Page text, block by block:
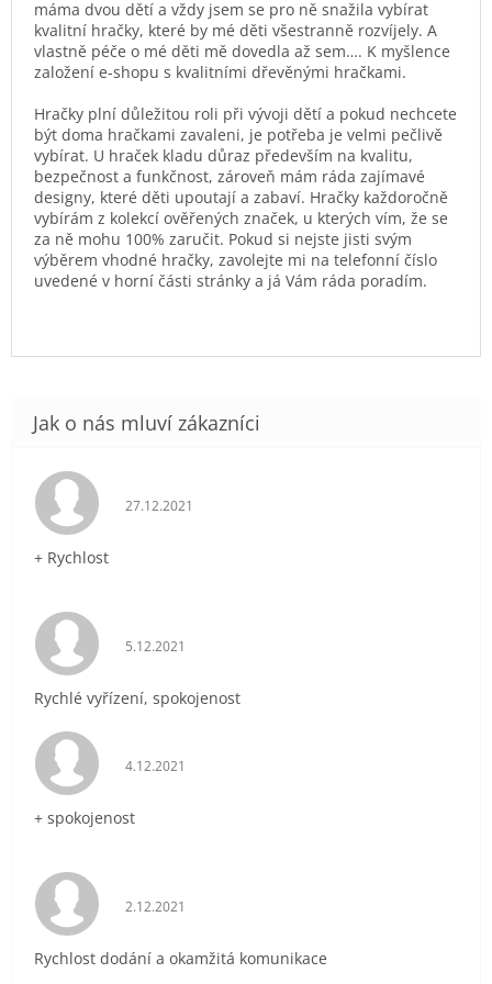
máma dvou dětí a vždy jsem se pro ně snažila vybírat
kvalitní hračky, které by mé děti všestranně rozvíjely. A
vlastně péče o mé děti mě dovedla až sem…. K myšlence
založení e-shopu s kvalitními dřevěnými hračkami.
Hračky plní důležitou roli při vývoji dětí a pokud nechcete
být doma hračkami zavaleni, je potřeba je velmi pečlivě
vybírat. U hraček kladu důraz především na kvalitu,
bezpečnost a funkčnost, zároveň mám ráda zajímavé
designy, které děti upoutají a zabaví. Hračky každoročně
vybírám z kolekcí ověřených značek, u kterých vím, že se
za ně mohu 100% zaručit. Pokud si nejste jisti svým
výběrem vhodné hračky, zavolejte mi na telefonní číslo
uvedené v horní části stránky a já Vám ráda poradím.
Hodnocení obchodu je 5 z 5 hvězdiček.
27.12.2021
+ Rychlost
Hodnocení obchodu je 5 z 5 hvězdiček.
5.12.2021
Rychlé vyřízení, spokojenost
Hodnocení obchodu je 5 z 5 hvězdiček.
4.12.2021
+ spokojenost
Hodnocení obchodu je 5 z 5 hvězdiček.
2.12.2021
Rychlost dodání a okamžitá komunikace